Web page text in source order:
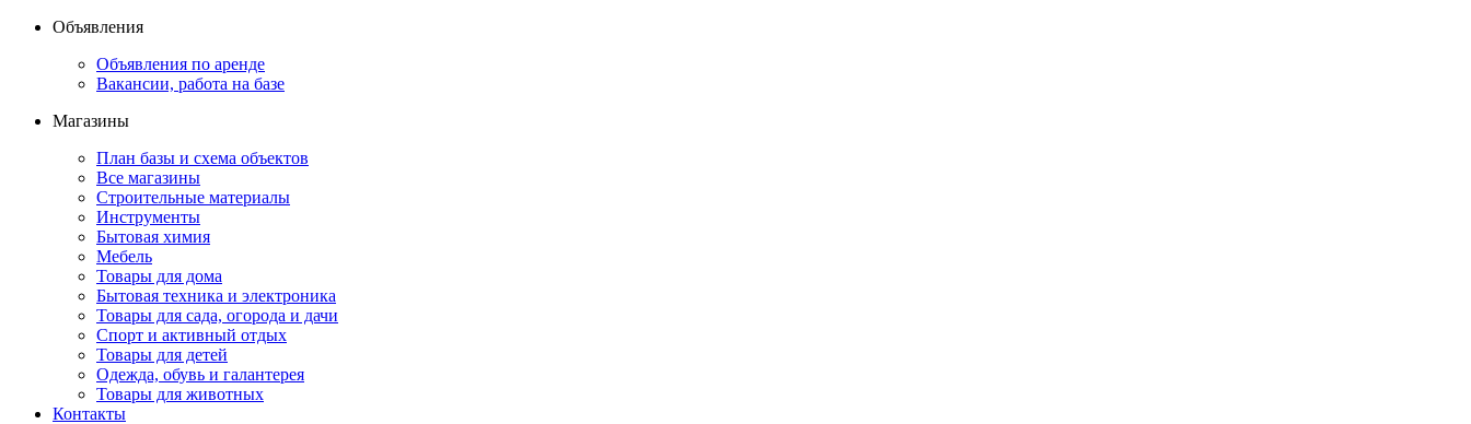
Объявления
Объявления по аренде
Вакансии, работа на базе
Магазины
План базы и схема объектов
Все магазины
Строительные материалы
Инструменты
Бытовая химия
Мебель
Товары для дома
Бытовая техника и электроника
Товары для сада, огорода и дачи
Спорт и активный отдых
Товары для детей
Одежда, обувь и галантерея
Товары для животных
Контакты